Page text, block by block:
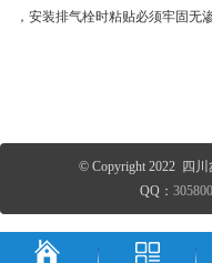
，安装排气栓时粘贴必须牢固无
© Copyright 2022 四
QQ：